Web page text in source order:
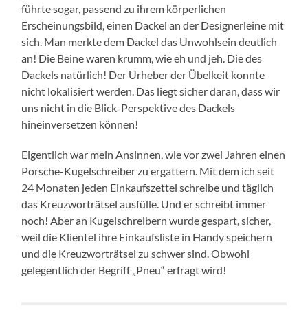
führte sogar, passend zu ihrem körperlichen
Erscheinungsbild, einen Dackel an der Designerleine mit
sich. Man merkte dem Dackel das Unwohlsein deutlich
an! Die Beine waren krumm, wie eh und jeh. Die des
Dackels natürlich! Der Urheber der Übelkeit konnte
nicht lokalisiert werden. Das liegt sicher daran, dass wir
uns nicht in die Blick-Perspektive des Dackels
hineinversetzen können!
Eigentlich war mein Ansinnen, wie vor zwei Jahren einen
Porsche-Kugelschreiber zu ergattern. Mit dem ich seit
24 Monaten jeden Einkaufszettel schreibe und täglich
das Kreuzworträtsel ausfülle. Und er schreibt immer
noch! Aber an Kugelschreibern wurde gespart, sicher,
weil die Klientel ihre Einkaufsliste in Handy speichern
und die Kreuzworträtsel zu schwer sind. Obwohl
gelegentlich der Begriff „Pneu“ erfragt wird!